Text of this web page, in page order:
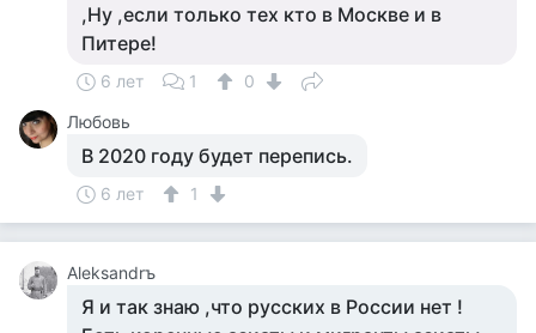
,Ну ,если только тех кто в Москве и в
Питере!
6 лет 1
0
Любовь
В 2020 году будет перепись.
6 лет 1
Aleksandrъ
Я и так знаю ,что русских в России нет !